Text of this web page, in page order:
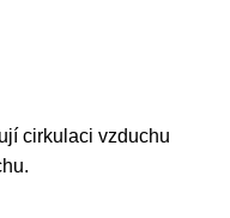
cirkulaci vzduchu